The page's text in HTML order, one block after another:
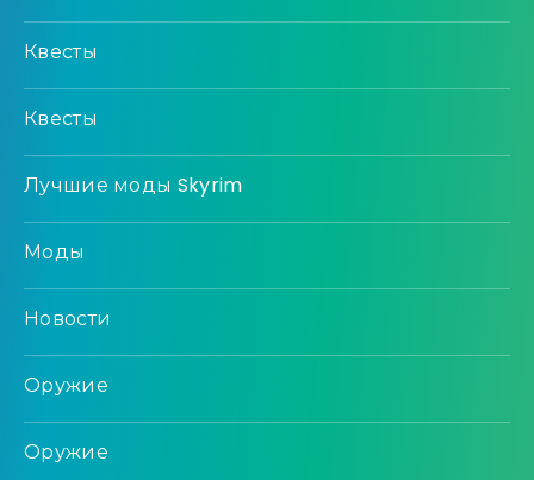
Квесты
Квесты
Лучшие моды Skyrim
Моды
Новости
Оружие
Оружие